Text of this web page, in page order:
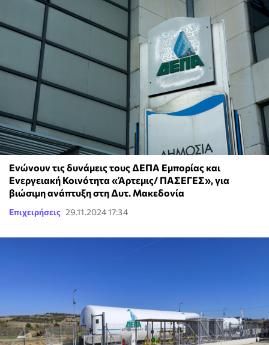
Ενώνουν τις δυνάμεις τους ΔΕΠΑ Εμπορίας και
Ενεργειακή Κοινότητα «Άρτεμις/ ΠΑΣΕΓΕΣ», για
βιώσιμη ανάπτυξη στη Δυτ. Μακεδονία
Επιχειρήσεις 29.11.2024 17:34